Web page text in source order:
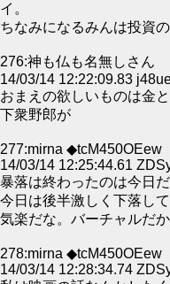
イ。
ちなみになるみんは投資
276:神も仏も名無しさん
14/03/14 12:22:09.83
おまえの欲しいものは金
下衆野郎が
277:mirna ◆tcM450OEew
14/03/14 12:25:44.61
暴落は終わったのは今日
今日は後半激しく下落し
気楽だな。バーチャルだ
278:mirna ◆tcM450OEew
14/03/14 12:28:34.74